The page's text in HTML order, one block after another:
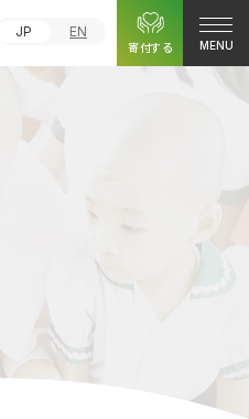
JP
EN
寄付する
MENU